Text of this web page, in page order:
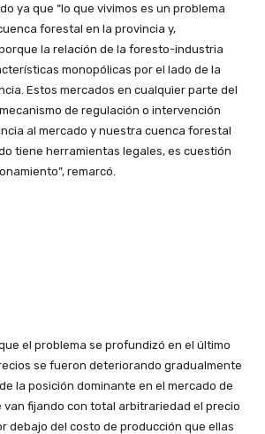
ya que “lo que vivimos es un problema
forestal en la provincia y,
la relación de la foresto-industria
monopólicas por el lado de la
Estos mercados en cualquier parte del
de regulación o intervención
al mercado y nuestra cuenca forestal
tiene herramientas legales, es cuestión
remarcó.
el problema se profundizó en el último
se fueron deteriorando gradualmente
la posición dominante en el mercado de
van fijando con total arbitrariedad el precio
debajo del costo de producción que ellas